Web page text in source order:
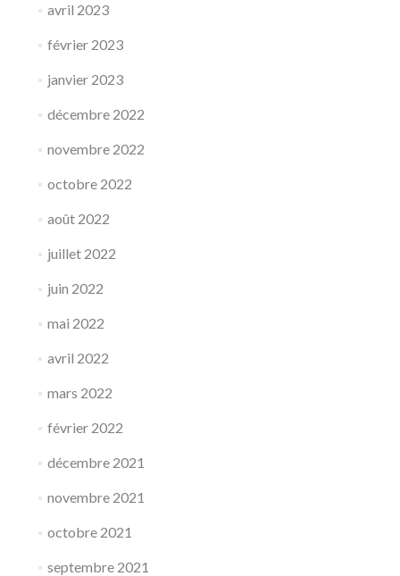
avril 2023
février 2023
janvier 2023
décembre 2022
novembre 2022
octobre 2022
août 2022
juillet 2022
juin 2022
mai 2022
avril 2022
mars 2022
février 2022
décembre 2021
novembre 2021
octobre 2021
septembre 2021